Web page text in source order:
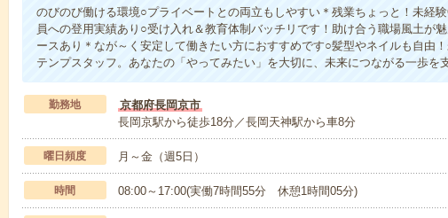
のびのび働ける環境○プライベートとの両立もしやすい＊残業ちょっと！未経
員への登用実績あり○受け入れ＆教育体制バッチリです！助け合う職場風土が
ースあり＊なが～く安定して働きたい方におすすめです○髪型やネイルも自由
テンプスタッフ。あなたの「やってみたい」を大切に、未来につながる一歩を
勤務地
京都府長岡京市
長岡京駅から徒歩18分／長岡天神駅から車8分
曜日頻度 月～金（週5日）
時間 08:00～17:00(実働7時間55分 休憩1時間05分)